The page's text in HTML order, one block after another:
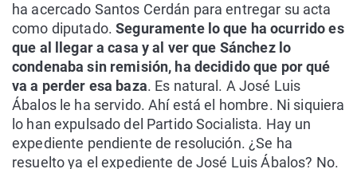
ha acercado Santos Cerdán para entregar su acta
como diputado. Seguramente lo que ha ocurrido es
que al llegar a casa y al ver que Sánchez lo
condenaba sin remisión, ha decidido que por qué
va a perder esa baza. Es natural. A José Luis
Ábalos le ha servido. Ahí está el hombre. Ni siquiera
lo han expulsado del Partido Socialista. Hay un
expediente pendiente de resolución. ¿Se ha
resuelto ya el expediente de José Luis Ábalos? No.